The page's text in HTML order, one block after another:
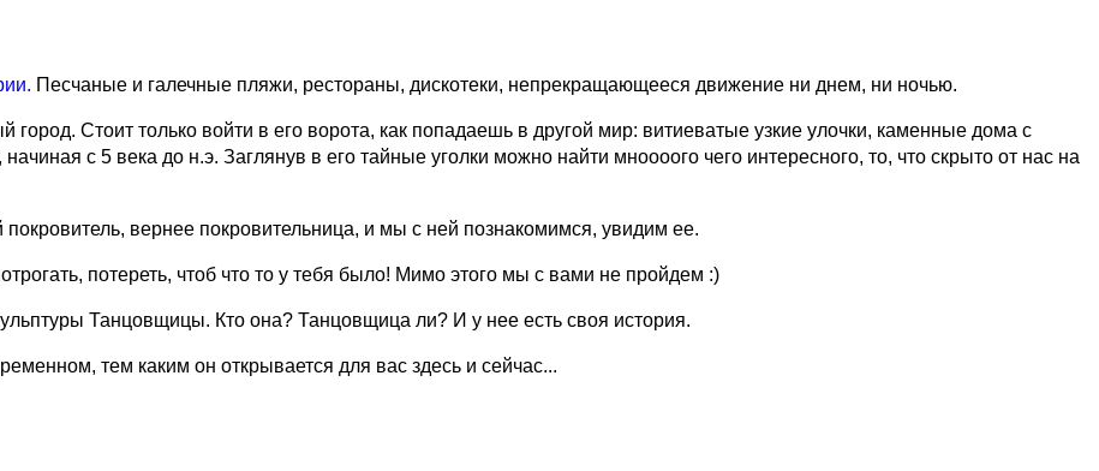
Песчаные и галечные пляжи, рестораны, дискотеки, непрекращающееся движение ни днем, ни ночью.
Стоит только войти в его ворота, как попадаешь в другой мир: витиеватые узкие улочки, каменные дома с
с 5 века до н.э. Заглянув в его тайные уголки можно найти мноооого чего интересного, то, что скрыто от нас на
покровитель, вернее покровительница, и мы с ней познакомимся, увидим ее.
потереть, чтоб что то у тебя было! Мимо этого мы с вами не пройдем :)
Танцовщицы. Кто она? Танцовщица ли? И у нее есть своя история.
тем каким он открывается для вас здесь и сейчас...